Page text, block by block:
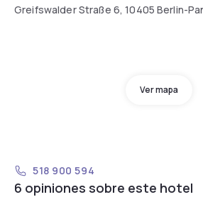
Greifswalder Straße 6, 10405 Berlin-
Ver mapa
518 900 594
6 opiniones sobre este hotel